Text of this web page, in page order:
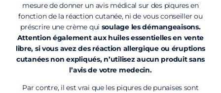
mesure de donner un avis médical sur des piqures en
fonction de la réaction cutanée, ni de vous conseiller ou
préscrire une crème qui soulage les démangeaisons.
Attention également aux huiles essentielles en vente
libre, si vous avez des réaction allergique ou éruptions
cutanées non expliqués, n’utilisez aucun produit sans
l’avis de votre medecin.
Par contre, il est vrai que les piqures de punaises sont